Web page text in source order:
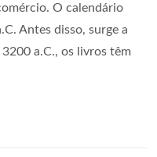
O calendário
Antes disso, surge a
a.C., os livros têm